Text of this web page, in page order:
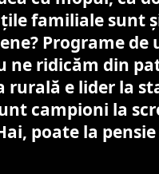
familiale sunt
Programe de
ne ridicăm din
rurală e lider la
campioni la
poate la